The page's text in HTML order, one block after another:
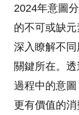
2024年意圖
的不可或缺
深入瞭解不
關鍵所在。
過程中的意
更有價值的消